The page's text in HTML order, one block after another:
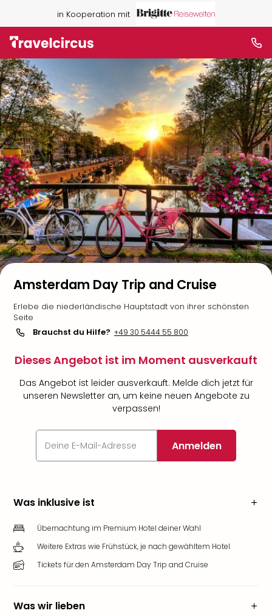
in Kooperation mit
Amsterdam Day Trip and Cruise
Erlebe die niederländische Hauptstadt von ihrer schönsten
Seite
Brauchst du Hilfe? +49 30 5444 55 800
Dieses Angebot ist im Moment ausverkauft
Das Angebot ist leider ausverkauft. Melde dich jetzt für
unseren Newsletter an, um keine neuen Angebote zu
verpassen!
Anmelden
Was inklusive ist
Übernachtung im Premium Hotel deiner Wahl
Weitere Extras wie Frühstück, je nach gewähltem Hotel
Tickets für den Amsterdam Day Trip and Cruise
Was wir lieben